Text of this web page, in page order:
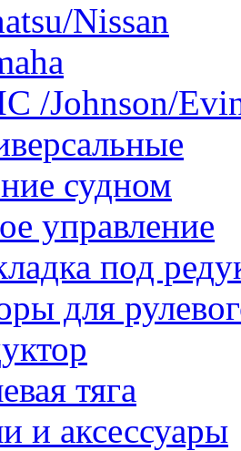
Nissan
/Johnson/
судном
управление
под
для
тяга
и аксессуары